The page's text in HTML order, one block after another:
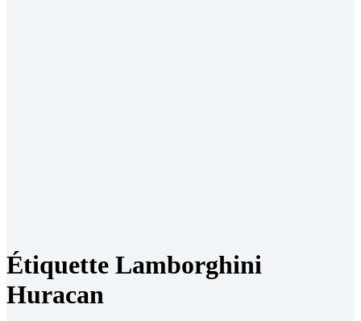
Étiquette Lamborghini
Huracan